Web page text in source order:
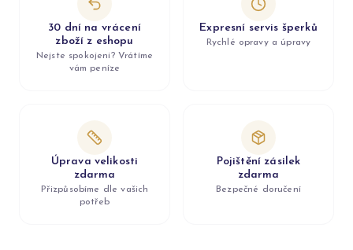
30 dní na vrácení
zboží z eshopu
Nejste spokojeni? Vrátíme
vám peníze
Expresní servis šperků
Rychlé opravy a úpravy
Úprava velikosti
zdarma
Přizpůsobíme dle vašich
potřeb
Pojištění zásilek
zdarma
Bezpečné doručení